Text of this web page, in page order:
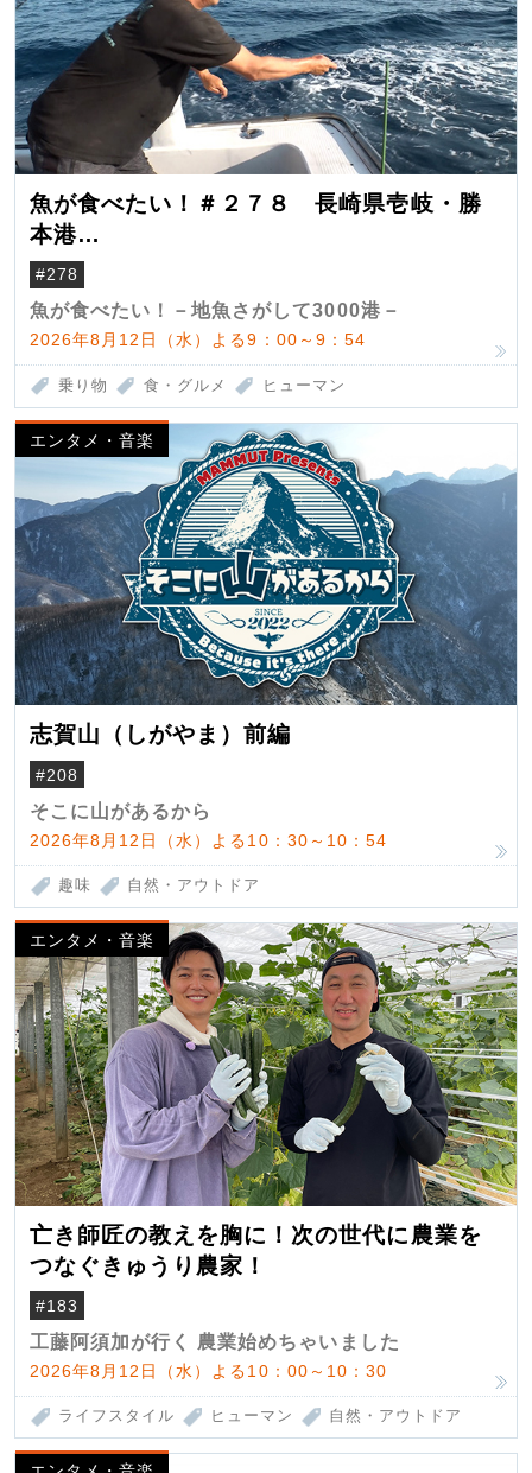
魚が食べたい！＃２７８ 長崎県壱岐・勝
本港
（クロマグロ）
#278
魚が食べたい！－地魚さがして3000港－
2026年8月12日（水）よる9：00～9：54
乗り物 食・グルメ ヒューマン
エンタメ・音楽
志賀山（しがやま）前編
#208
そこに山があるから
2026年8月12日（水）よる10：30～10：54
趣味 自然・アウトドア
エンタメ・音楽
亡き師匠の教えを胸に！次の世代に農業を
つなぐきゅうり農家！
#183
工藤阿須加が行く 農業始めちゃいました
2026年8月12日（水）よる10：00～10：30
ライフスタイル ヒューマン 自然・アウトドア